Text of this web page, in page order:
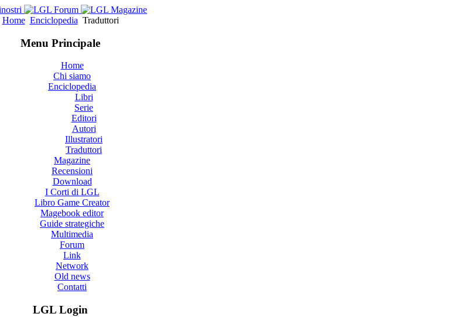
Home Enciclopedia Traduttori
Menu Principale
Home
Chi siamo
Enciclopedia
Libri
Serie
Editori
Autori
Illustratori
Traduttori
Magazine
Recensioni
Download
I Corti di LGL
Libro Game Creator
Magebook editor
Guide strategiche
Multimedia
Forum
Link
Network
Old news
Contatti
LGL Login